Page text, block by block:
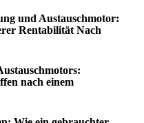
und Austauschmotor:
Rentabilität Nach
nach einem